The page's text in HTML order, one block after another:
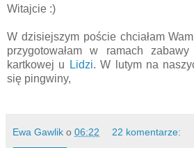
Witajcie :)
W dzisiejszym poście chciałam
przygotowałam w ramach
kartkowej u
Lidzi. W lutym na
się pingwiny,
Ewa Gawlik o 06:22 22 komentarze: